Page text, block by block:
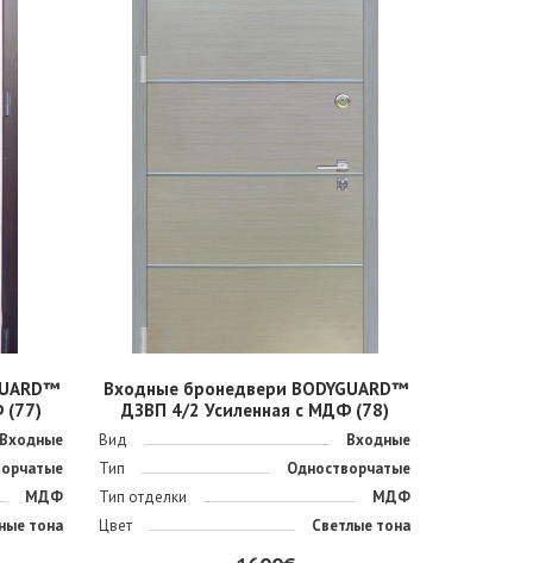
(77)
Входные
МДФ
тона
Входные бронедвери BODYGUARD™
ДЗВП 4/2 Усиленная с МДФ (78)
Вид
Входные
Тип
Одностворчатые
Тип отделки
МДФ
Цвет
Светлые тона